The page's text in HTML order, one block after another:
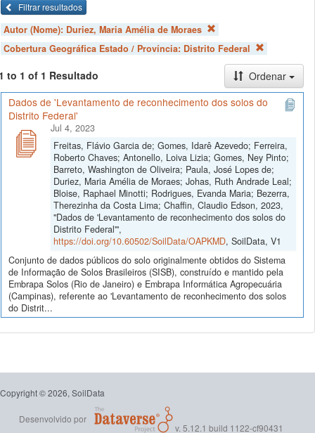
Filtrar resultados
Autor (Nome): Duriez, Maria Amélia de Moraes
Cobertura Geográfica Estado / Província: Distrito Federal
to 1 of 1 Resultado
Ordenar
Dados de 'Levantamento de reconhecimento dos solos do
Distrito Federal'
Jul 4, 2023
Freitas, Flávio Garcia de; Gomes, Idarê Azevedo; Ferreira,
Roberto Chaves; Antonello, Loiva Lizia; Gomes, Ney Pinto;
Barreto, Washington de Oliveira; Paula, José Lopes de;
Duriez, Maria Amélia de Moraes; Johas, Ruth Andrade Leal;
Bloise, Raphael Minotti; Rodrigues, Evanda Maria; Bezerra,
Therezinha da Costa Lima; Chaffin, Claudio Edson, 2023,
"Dados de 'Levantamento de reconhecimento dos solos do
Distrito Federal'",
https://doi.org/10.60502/SoilData/OAPKMD, SoilData, V1
Conjunto de dados públicos do solo originalmente obtidos do Sistema
de Informação de Solos Brasileiros (SISB), construído e mantido pela
Embrapa Solos (Rio de Janeiro) e Embrapa Informática Agropecuária
(Campinas), referente ao 'Levantamento de reconhecimento dos solos
do Distrit...
Copyright © 2026, SoilData
Desenvolvido por
v. 5.12.1 build 1122-cf90431